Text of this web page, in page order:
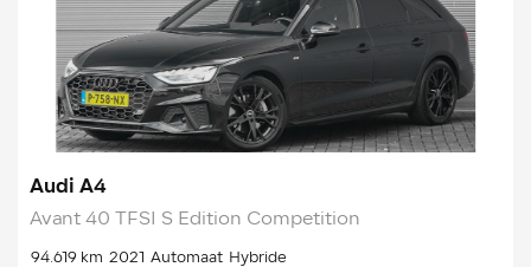
Audi A4
Avant 40 TFSI S Edition Competition
94.619 km 2021 Automaat Hybride